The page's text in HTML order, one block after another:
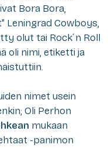
Bora Bora,
Leningrad Cowboys,
olut tai Rock´n Roll
oli nimi, etiketti ja
nimet usein
Oli Perhon
mukaan
-panimon